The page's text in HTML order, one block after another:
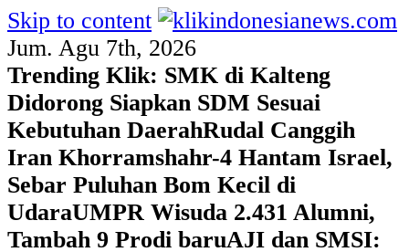
Skip to content
Jum. Agu 7th, 2026
Trending Klik: SMK di Kalteng
Didorong Siapkan SDM Sesuai
Kebutuhan DaerahRudal Canggih
Iran Khorramshahr-4 Hantam Israel,
Sebar Puluhan Bom Kecil di
UdaraUMPR Wisuda 2.431 Alumni,
Tambah 9 Prodi baruAJI dan SMSI: